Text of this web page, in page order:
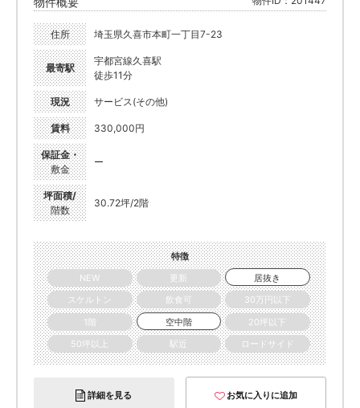
住所 埼玉県久喜市本町一丁目7-23
最寄駅
宇都宮線久喜駅
徒歩11分
現況 サービス(その他)
賃料 330,000円
保証金・
敷金
ー
坪面積/
階数
30.72坪/2階
特徴
NEW
更新
居抜き
スケルトン
飲食可
30万円以下
1階
空中階
20坪以下
50坪以上
駅近 ロードサイド
詳細を見る お気に入りに追加